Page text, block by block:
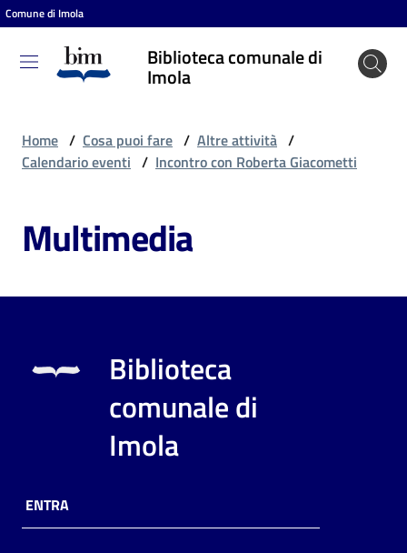
Vai al contenuto
Vai alla navigazione
Vai al footer
Comune di Imola
Biblioteca comunale di
Imola
Biblioteca
comunale
puoi
Risorse
online
Home / Cosa puoi fare / Altre attività /
Calendario eventi / Incontro con Roberta Giacometti
Multimedia
Biblioteca
comunale di
Imola
ENTRA